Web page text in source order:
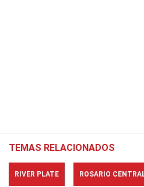
TEMAS RELACIONADOS
RIVER PLATE ROSARIO